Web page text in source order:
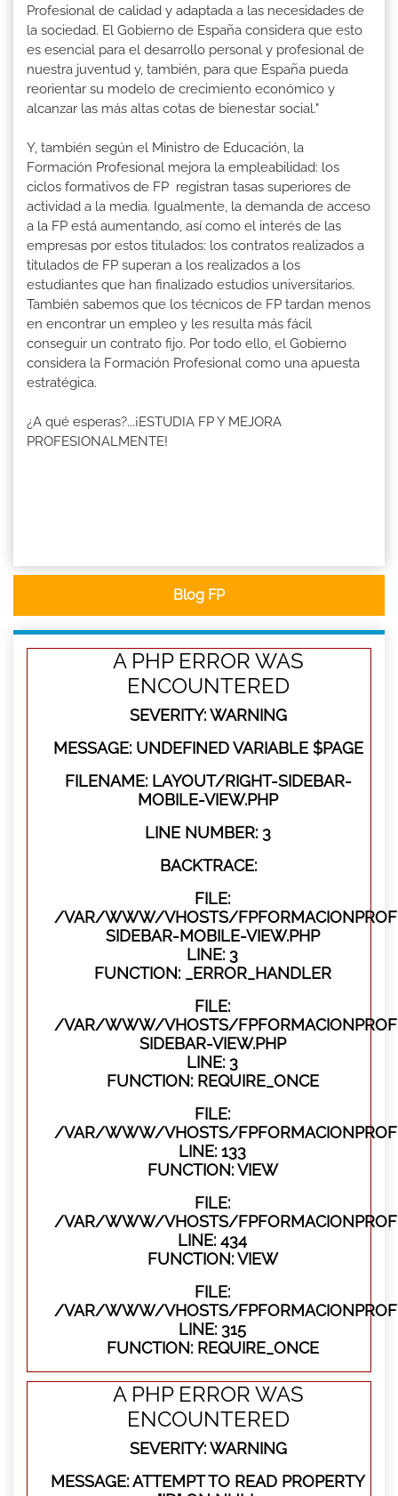
Profesional de calidad y adaptada a las necesidades de
la sociedad. El Gobierno de España considera que esto
es esencial para el desarrollo personal y profesional de
nuestra juventud y, también, para que España pueda
reorientar su modelo de crecimiento económico y
alcanzar las más altas cotas de bienestar social."
Y, también según el Ministro de Educación, la
Formación Profesional mejora la empleabilidad: los
ciclos formativos de FP registran tasas superiores de
actividad a la media. Igualmente, la demanda de acceso
a la FP está aumentando, así como el interés de las
empresas por estos titulados: los contratos realizados a
titulados de FP superan a los realizados a los
estudiantes que han finalizado estudios universitarios.
También sabemos que los técnicos de FP tardan menos
en encontrar un empleo y les resulta más fácil
conseguir un contrato fijo. Por todo ello, el Gobierno
considera la Formación Profesional como una apuesta
estratégica.
¿A qué esperas?...¡ESTUDIA FP Y MEJORA
PROFESIONALMENTE!
Blog FP
A PHP ERROR WAS
ENCOUNTERED
SEVERITY: WARNING
MESSAGE: UNDEFINED VARIABLE $PAGE
FILENAME: LAYOUT/RIGHT-SIDEBAR-
MOBILE-VIEW.PHP
LINE NUMBER: 3
BACKTRACE:
FILE:
/VAR/WWW/VHOSTS/
SIDEBAR-MOBILE-VIEW.PHP
LINE: 3
FUNCTION: _ERROR_HANDLER
FILE:
/VAR/WWW/VHOSTS/
SIDEBAR-VIEW.PHP
LINE: 3
FUNCTION: REQUIRE_ONCE
FILE:
/VAR/WWW/VHOSTS/
LINE: 133
FUNCTION: VIEW
FILE:
/VAR/WWW/VHOSTS/
LINE: 434
FUNCTION: VIEW
FILE:
/VAR/WWW/VHOSTS/
LINE: 315
FUNCTION: REQUIRE_ONCE
A PHP ERROR WAS
ENCOUNTERED
SEVERITY: WARNING
MESSAGE: ATTEMPT TO READ PROPERTY